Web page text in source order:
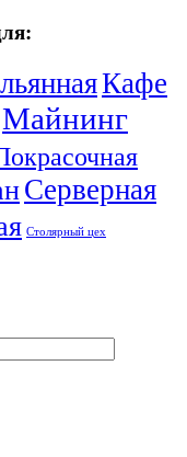
Кафе
Майнинг
Серверная
Столярный цех